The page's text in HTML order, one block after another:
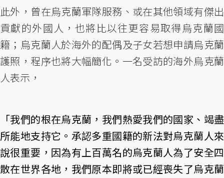
此外，曾在烏克蘭軍隊服務、或在其他領域有傑出
貢獻的外國人，也將比以往更容易取得烏克蘭國
籍；烏克蘭人於海外的配偶及子女若想申請烏克蘭
護照，程序也將大幅簡化。一名受訪的海外烏克蘭
人表示，
「我們的根在烏克蘭，我們熱愛我們的國家、竭盡
所能地支持它。承認多重國籍的新法對烏克蘭人來
說很重要，因為有上百萬名的烏克蘭人為了安全四
散在世界各地，我們原本即將或已經喪失了烏克蘭